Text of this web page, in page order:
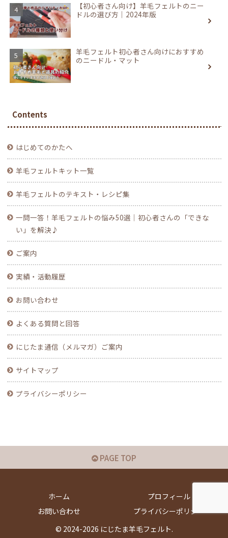
【初心者さん向け】羊毛フェルトのニー
ドルの選び方｜2024年版
羊毛フェルト初心者さん向けにおすすめ
のニードル・マット
Contents
はじめてのかたへ
羊毛フェルトキット一覧
羊毛フェルトのテキスト・レシピ集
一問一答！羊毛フェルトの悩み50選｜初心者さんの「できな
い」を解決♪
ご案内
実績・活動履歴
お問い合わせ
よくある質問と回答
にじたま通信（メルマガ）ご案内
サイトマップ
プライバシーポリシー
PAGE TOP
ホーム
プロフィール
お問い合わせ
プライバシーポリシー
© 2024-2026 にじたま羊毛フェルト.